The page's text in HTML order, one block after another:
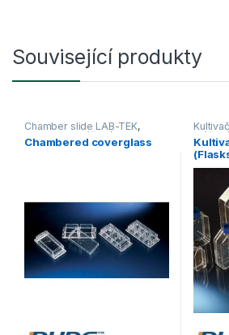
Související produkty
Chamber slide LAB-TEK,
Plastik pro tkáňové kultury
Chambered coverglass